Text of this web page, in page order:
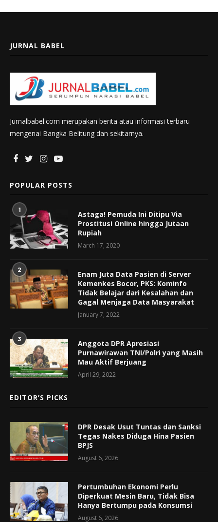
JURNAL BABEL
Jurnalbabel.com merupakan berita atau informasi terbaru
mengenai Bangka Belitung dan sekitarnya.
POPULAR POSTS
1
Astaga! Pemuda Ini Ditipu Via
Prostitusi Online hingga Jutaan
Rupiah
March 17, 2020
2
Enam Juta Data Pasien di Server
Kemenkes Bocor, PKS: Kominfo
Tidak Belajar dari Kesalahan dan
Gagal Menjaga Data Masyarakat
January 7, 2022
3
Anggota DPR Apresiasi
Purnawirawan TNI/Polri yang Masih
Mau Aktif Berjuang
April 29, 2022
EDITOR’S PICKS
DPR Desak Usut Tuntas dan Sanksi
Tegas Nakes Diduga Hina Pasien
BPJS
August 6, 2026
Pertumbuhan Ekonomi Perlu
Diperkuat Mesin Baru, Tidak Bisa
Hanya Bertumpu pada Konsumsi
August 6, 2026